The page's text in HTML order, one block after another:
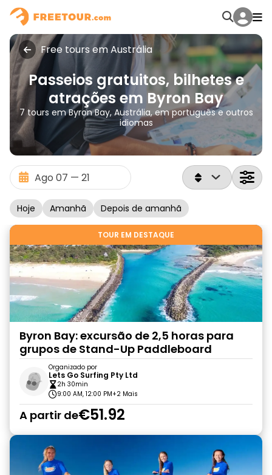
Free tours em Austrália
Passeios gratuitos, bilhetes e
atrações em Byron Bay
7 tours em Byron Bay, Austrália, em português e outros
idiomas
Hoje Amanhã Depois de amanhã
TOUR EM DESTAQUE
Byron Bay: excursão de 2,5 horas para
grupos de Stand-Up Paddleboard
Organizado por
Lets Go Surfing Pty Ltd
2h 30min
9:00 AM, 12:00 PM+2 Mais
A partir de€51.92